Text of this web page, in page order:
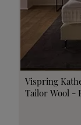
Vispring
Tailor Wool -